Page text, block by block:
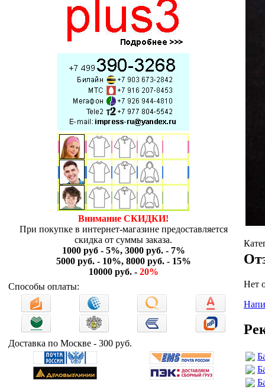
Внимание СКИДКИ!
При покупке в интернет-магазине предоставляется
скидка от суммы заказа.
1000 руб - 5%, 3000 руб. - 7%
5000 руб. - 10%, 8000 руб. - 15%
10000 руб. - 20%
Способы оплаты:
Доставка по Москве - 300 руб.
Нет